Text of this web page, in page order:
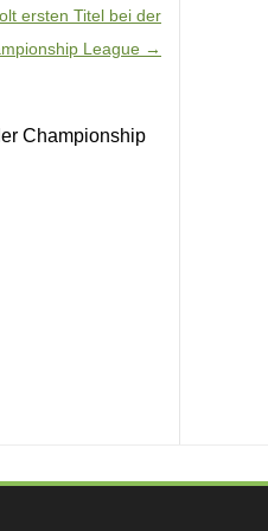
ersten Titel bei der
League →
Championship